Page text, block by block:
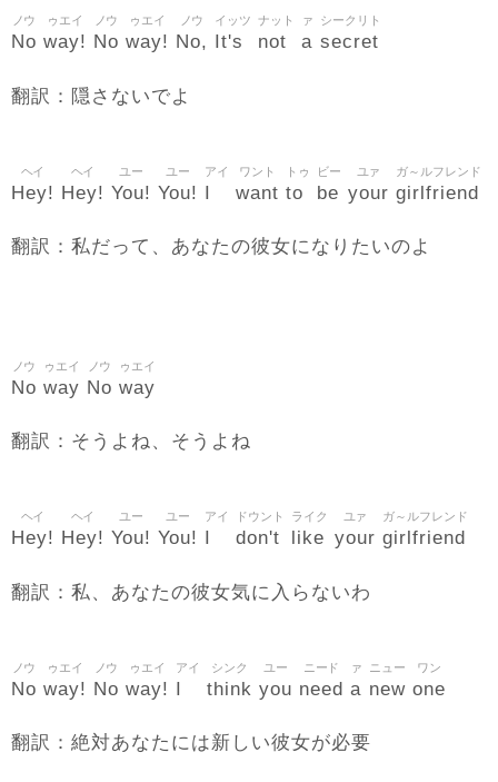
No
ノウ
way!
ゥエイ
No
ノウ
way!
ゥエイ
No,
ノウ
It's
イッツ
not
ナット
a
ァ
secret
シークリト
翻訳：隠さないでよ
Hey!
ヘイ
Hey!
ヘイ
You!
ユー
You!
ユー
I
アイ
want
ワント
to
トゥ
be
ビー
your
ユァ
girlfriend
ガ～ルフレンド
翻訳：私だって、あなたの彼女になりたいのよ
No
ノウ
way
ゥエイ
No
ノウ
way
ゥエイ
翻訳：そうよね、そうよね
Hey!
ヘイ
Hey!
ヘイ
You!
ユー
You!
ユー アイ
don't
ドウント
like
ライク
your
ユァ
girlfriend
ガ～ルフレンド
翻訳：私、あなたの彼女気に入らないわ
No
ノウ
way!
ゥエイ
No
ノウ
way!
ゥエイ
I
アイ
think
シンク
you
ユー
need
ニード
a
ァ
new
ニュー
one
ワン
翻訳：絶対あなたには新しい彼女が必要